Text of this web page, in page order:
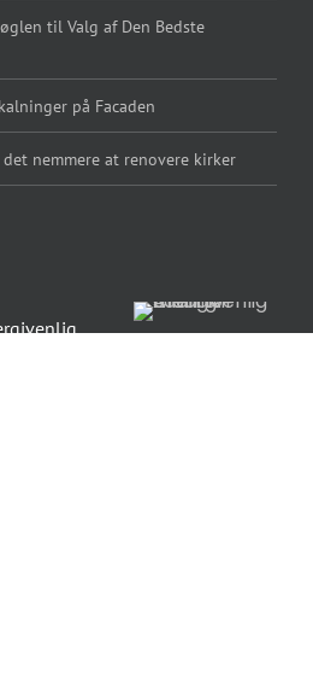
til Valg af Den Bedste
på Facaden
nemmere at renovere kirker